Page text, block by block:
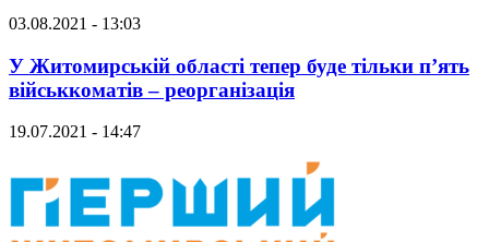
03.08.2021 - 13:03
У Житомирській області тепер буде тільки п’ять
військкоматів – реорганізація
19.07.2021 - 14:47